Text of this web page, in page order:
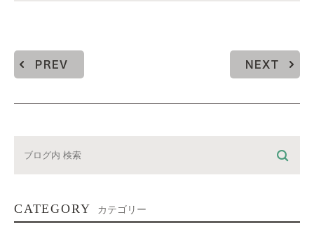
PREV NEXT
CATEGORY カテゴリー